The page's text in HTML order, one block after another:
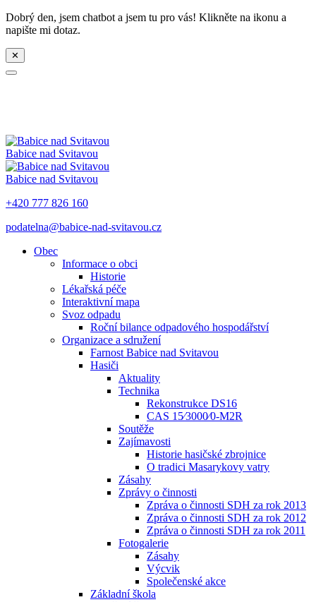
Dobrý den, jsem chatbot a jsem tu pro vás! Klikněte na ikonu a
napište mi dotaz.
✕
Babice nad Svitavou
Babice nad Svitavou
+420 777 826 160
podatelna@babice-nad-svitavou.cz
Obec
Informace o obci
Historie
Lékařská péče
Interaktivní mapa
Svoz odpadu
Roční bilance odpadového hospodářství
Organizace a sdružení
Farnost Babice nad Svitavou
Hasiči
Aktuality
Technika
Rekonstrukce DS16
CAS 15⁄3000⁄0-M2R
Soutěže
Zajímavosti
Historie hasičské zbrojnice
O tradici Masarykovy vatry
Zásahy
Zprávy o činnosti
Zpráva o činnosti SDH za rok 2013
Zpráva o činnosti SDH za rok 2012
Zpráva o činnosti SDH za rok 2011
Fotogalerie
Zásahy
Výcvik
Společenské akce
Základní škola